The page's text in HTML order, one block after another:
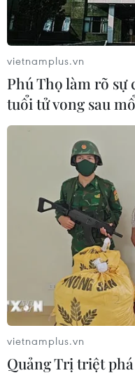
giao hệ thống phòng
Ukraine
06/08/2026 12:24
Thắt chặt tình hữu
các cựu chuyên gia
Việt Nam
06/08/2026 06:23
Anh công bố kết quả
đầu vụ đâm dao ở
06/08/2026 06:00
Ba Lan thảo luận việc
cứ quân sự thường
vietnamplus.vn
Phú Thọ làm rõ sự
tuổi tử vong sau
vietnamplus.vn
Quảng Trị triệt